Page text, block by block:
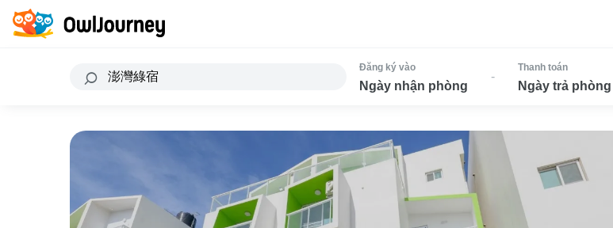
Đăng ký vào
Ngày nhận phòng
-
Thanh toán
Ngày trả phòng